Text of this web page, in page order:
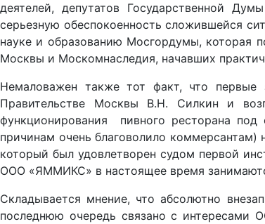
деятелей, депутатов Государственной
серьезную обеспокоенность сложившейся
науке и образованию Мосгордумы, которая
Москвы и Москомнаследия, начавших
Немаловажен также тот факт, что
Правительстве Москвы В.Н. Силкин и
функционирования пивного ресторана
причинам очень благоволило
который был удовлетворен судом первой
ООО «ЯММИКС» в настоящее время
Складывается мнение, что абсолютно
последнюю очередь связано с интересами